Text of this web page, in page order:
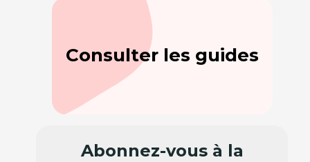
Consulter les guides
Abonnez-vous à la